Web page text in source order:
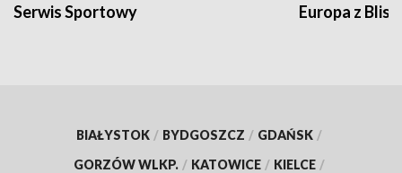
Serwis Sportowy Europa z
BIAŁYSTOK / BYDGOSZCZ / GDAŃSK /
GORZÓW WLKP. / KATOWICE / KIELCE /